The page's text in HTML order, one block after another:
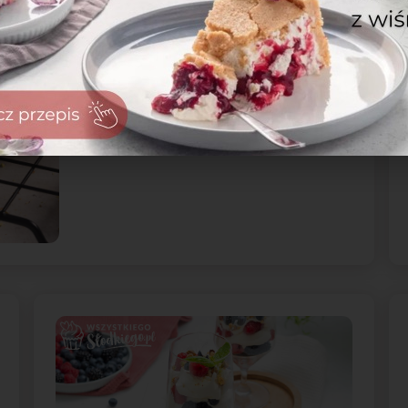
Szybkie rogaliki
z airfryera
Ochota na coś słodkiego pojawia
się nagle i nie ma czasu na
długie wyrabianie ciasta czy...